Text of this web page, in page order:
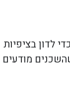
לדון בציפיות
מודעים